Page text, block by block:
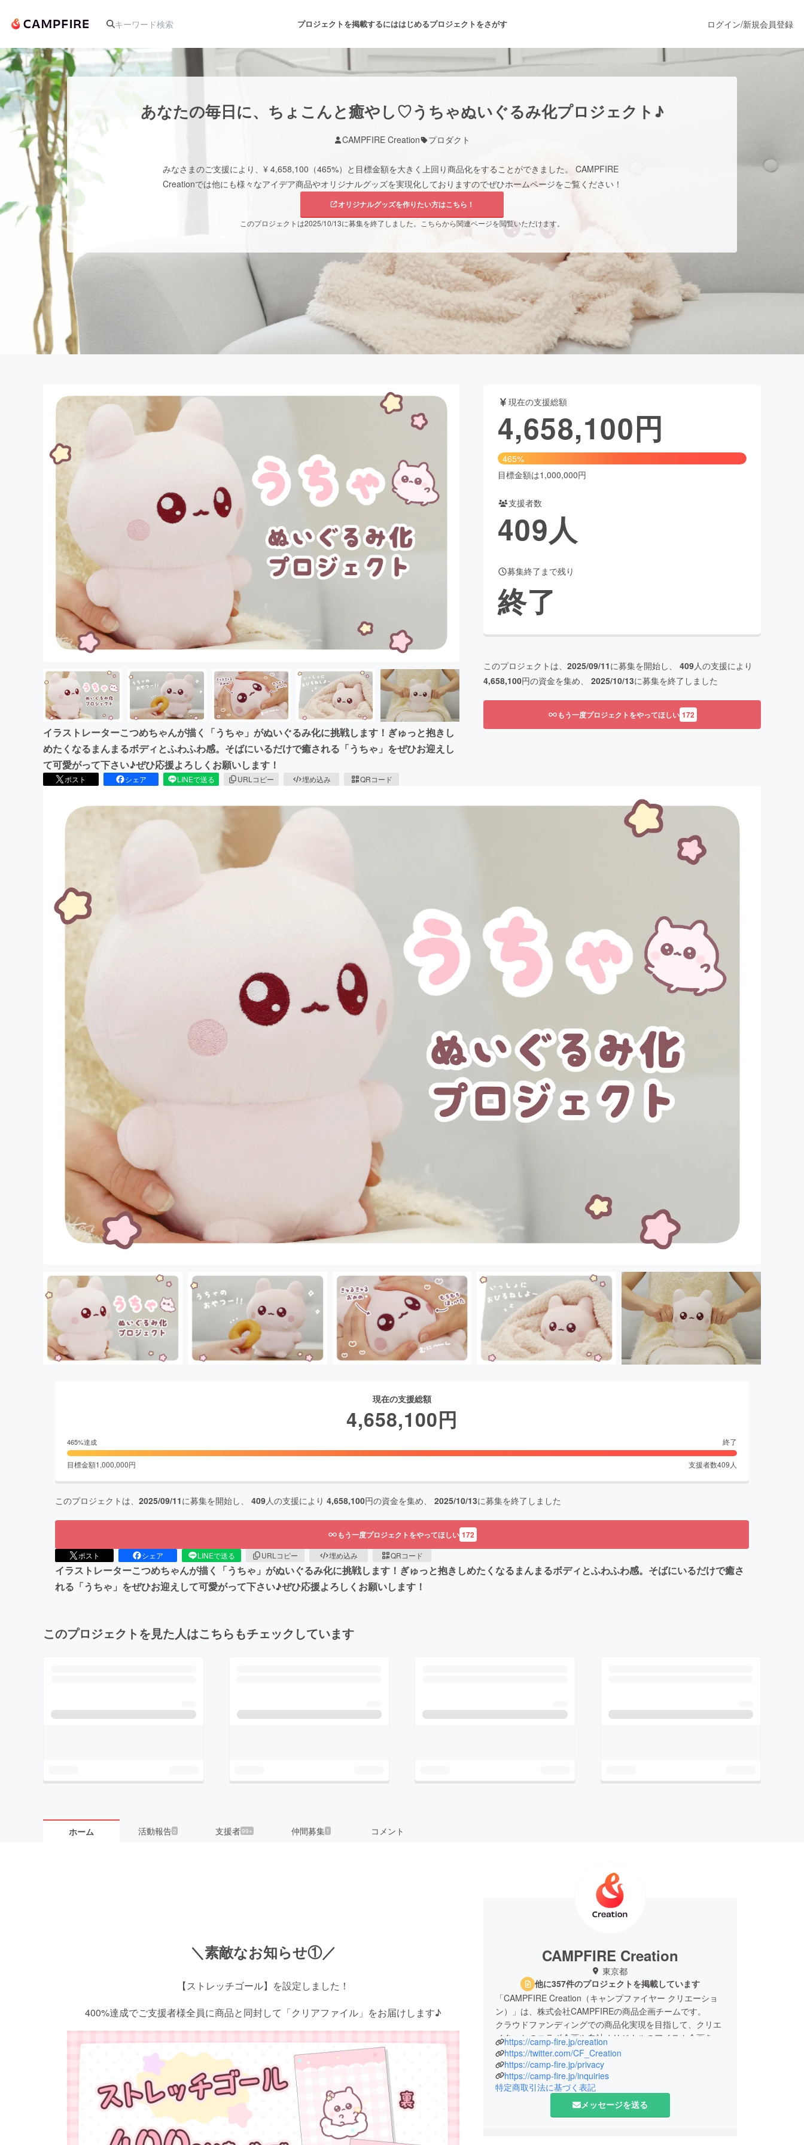
プロジェクトを掲載するにははじめるプロジェクトをさがす
人気のプロジェクト 注目の新着プロジェクト募集終了が近いプロジェクト もうすぐ公開されます
舞台・パフォーマンス
テクノロジー・ガジェット ゲーム・サービス開発 フード・飲食店 ファッション
CAMPFIRE for Social Good CAMPFIRE Creation
CAMPFIREふるさと納税
machi-ya
ログイン/新規会員登録
あなたの毎日に、ちょこんと癒やし♡うちゃぬいぐるみ化プロジェクト♪
CAMPFIRE Creation プロダクト
みなさまのご支援により、¥ 4,658,100（465%）と目標金額を大きく上回り商品化をすることができました。 CAMPFIRE
Creationでは他にも様々なアイデア商品やオリジナルグッズを実現化しておりますのでぜひホームページをご覧ください！
オリジナルグッズを作りたい方はこちら！
このプロジェクトは2025/10/13に募集を終了しました。こちらから関連ページを閲覧いただけます。
イラストレーターこつめちゃんが描く「うちゃ」がぬいぐるみ化に挑戦します！ぎゅっと抱きし
めたくなるまんまるボディとふわふわ感。そばにいるだけで癒される「うちゃ」をぜひお迎えし
て可愛がって下さい♪ぜひ応援よろしくお願いします！
ポスト シェア LINEで送る URLコピー 埋め込み QRコード
現在の支援総額
4,658,100円
465%
目標金額は1,000,000円
支援者数
409人
募集終了まで残り
終了
このプロジェクトは、 2025/09/11に募集を開始し、 409人の支援により
4,658,100円の資金を集め、 2025/10/13に募集を終了しました
もう一度プロジェクトをやってほしい 172
現在の支援総額
4,658,100円
465%達成 終了
目標金額1,000,000円 支援者数409 人
このプロジェクトは、 2025/09/11に募集を開始し、 409人の支援により 4,658,100円の資金を集め、 2025/10/13に募集を終了しました
もう一度プロジェクトをやってほしい 172
ポスト シェア LINEで送る URLコピー 埋め込み QRコード
イラストレーターこつめちゃんが描く「うちゃ」がぬいぐるみ化に挑戦します！ぎゅっと抱きしめたくなるまんまるボディとふわふわ感。そばにいるだけで癒さ
れる「うちゃ」をぜひお迎えして可愛がって下さい♪ぜひ応援よろしくお願いします！
このプロジェクトを見た人はこちらもチェックしています
ホーム 活動報告2 支援者99+ 仲間募集 1 コメント
＼素敵なお知らせ①／
【ストレッチゴール】を設定しました！
400%達成でご支援者様全員に商品と同封して「クリアファイル」をお届けします♪
CAMPFIRE Creation
東京都
他に357件のプロジェクトを掲載しています
「CAMPFIRE Creation（キャンプファイヤー クリエーショ
ン）」は、株式会社CAMPFIREの商品企画チームです。
クラウドファンディングでの商品化実現を目指して、クリエ
イターとのコラボ企画や自社オリジナルのアイテム企画を
行ってます。
◾️営業日のご案内
営業時間：平日 10:00〜18:00 (土日祝、年末年始除く)
※お問い合わせから3営業日以内にご返信させていただきま
https://camp-fire.jp/creation
https://twitter.com/CF_Creation
https://camp-fire.jp/privacy
https://camp-fire.jp/inquiries
特定商取引法に基づく表記
メッセージを送る